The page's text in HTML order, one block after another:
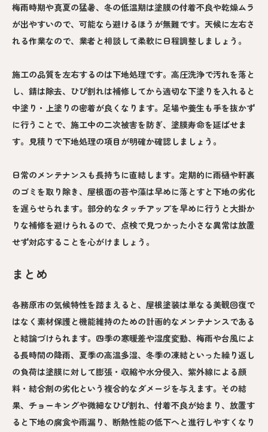
梅雨時期や真夏の猛暑、冬の低温期は塗膜の付着不良や乾燥ムラ
が出やすいので、可能なら避けるほうが無難です。天候に左右さ
れる作業なので、業者と相談して柔軟に日程調整しましょう。
施工の品質を左右するのは下地処理です。高圧洗浄で汚れを落と
し、錆は除去、ひび割れは補修してから適切な下塗りを入れると
中塗り・上塗りの密着が良くなります。足場や養生も手を抜かず
に行うことで、施工中の二次被害を防ぎ、塗膜寿命を延ばせま
す。見積りで下地処理の項目が明確か確認しましょう。
日常のメンテナンスも長持ちに直結します。定期的に雨樋や軒裏
のゴミを取り除き、屋根面の苔や藻は早めに落とすと下地の劣化
を遅らせられます。部分的なタッチアップを早めに行うと大掛か
りな補修を避けられるので、点検で見つかった小さな異常は放置
せず対応することを心がけましょう。
まとめ
各務原市の気候特性を踏まえると、屋根塗装は単なる美観回復で
はなく素材保護と機能維持のための計画的なメンテナンスである
と結論づけられます。四季の寒暖差や湿度変動、梅雨や台風によ
る長時間の降雨、夏季の高温多湿、冬季の凍結といった繰り返し
の負荷は塗膜に対して膨張・収縮や水分侵入、紫外線による顔
料・結合剤の劣化という複合的なダメージを与えます。その結
果、チョーキングや微細なひび割れ、付着不良が始まり、放置す
ると下地の腐食や雨漏り、断熱性能の低下へと進行しやすくなり